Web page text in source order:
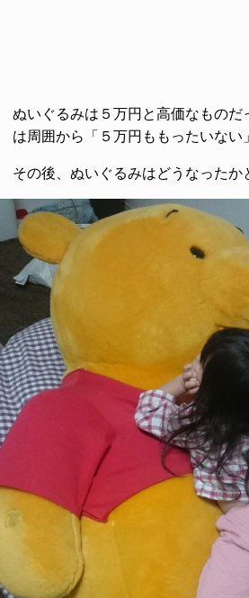
ぬいぐるみは５万円と高価なものだ
は周囲から「５万円ももったいない
その後、ぬいぐるみはどうなったか